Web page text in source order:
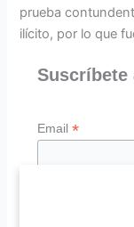
prueba
ilícito, por lo que
Suscríbete
Email*